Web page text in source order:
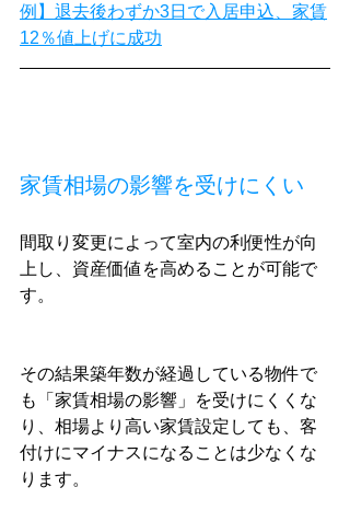
例】退去後わずか3日で入居申込、家賃
12％値上げに成功
家賃相場の影響を受けにくい
間取り変更によって室内の利便性が向
上し、資産価値を高めることが可能で
す。
その結果築年数が経過している物件で
も「家賃相場の影響」を受けにくくな
り、相場より高い家賃設定しても、客
付けにマイナスになることは少なくな
ります。